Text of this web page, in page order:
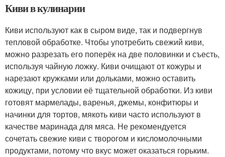
Киви в кулинарии
Киви используют как в сыром виде, так и подвергнув
тепловой обработке. Чтобы употребить свежий киви,
можно разрезать его поперёк на две половинки и съесть,
используя чайную ложку. Киви очищают от кожуры и
нарезают кружками или дольками, можно оставить
кожицу, при условии её тщательной обработки. Из киви
готовят мармелады, варенья, джемы, конфитюры и
начинки для тортов, мякоть киви часто используют в
качестве маринада для мяса. Не рекомендуется
сочетать свежие киви с творогом и кисломолочными
продуктами, потому что вкус может оказаться горьким.